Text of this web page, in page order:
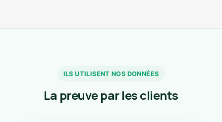
ILS UTILISENT NOS DONNÉES
La preuve par les clients